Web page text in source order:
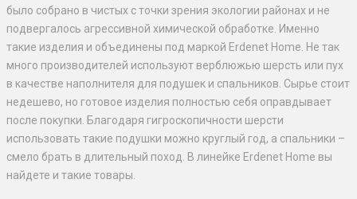
было собрано в чистых с точки зрения экологии районах и не
подвергалось агрессивной химической обработке. Именно
такие изделия и объединены под маркой Erdenet Home. Не так
много производителей используют верблюжью шерсть или пух
в качестве наполнителя для подушек и спальников. Сырье стоит
недешево, но готовое изделия полностью себя оправдывает
после покупки. Благодаря гигроскопичности шерсти
использовать такие подушки можно круглый год, а спальники –
смело брать в длительный поход. В линейке Erdenet Home вы
найдете и такие товары.